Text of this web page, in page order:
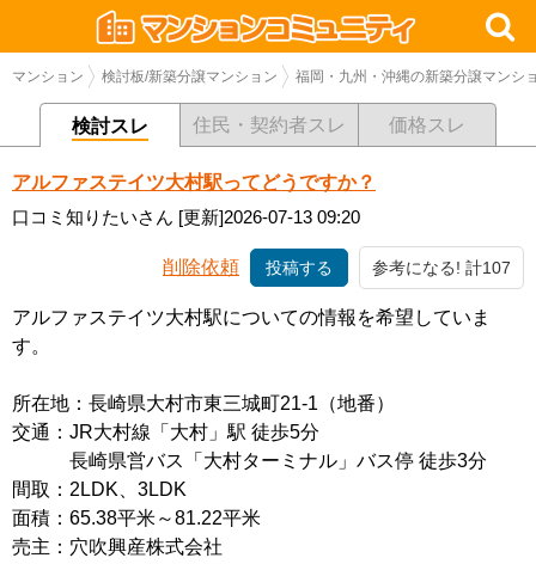
マンション 検討板/新築分譲マンション 福岡・九州・沖縄の新築分譲マンシ
検討スレ 住民・契約者スレ 価格スレ
アルファステイツ大村駅ってどうですか？
口コミ知りたいさん [更新]2026-07-13 09:20
削除依頼 投稿する 参考になる! 計107
アルファステイツ大村駅についての情報を希望していま
す。
所在地：長崎県大村市東三城町21-1（地番）
交通：JR大村線「大村」駅 徒歩5分
長崎県営バス「大村ターミナル」バス停 徒歩3分
間取：2LDK、3LDK
面積：65.38平米～81.22平米
売主：穴吹興産株式会社